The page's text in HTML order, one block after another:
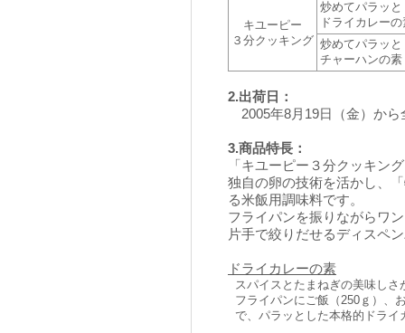
キユーピー
３分クッキング
炒めてパラッと
ドライカレーの
炒めてパラッと
チャーハンの素
2.出荷日：
2005年8月19日（金）から
3.商品特長：
「キユーピー３分クッキン
独自の卵の技術を活かし、
る米飯用調味料です。
フライパンを振りながらワ
片手で絞りだせるディスペ
ドライカレーの素
スパイスとたまねぎの美味し
フライパンにご飯（250ｇ）、
で、パラッとした本格的ドラ